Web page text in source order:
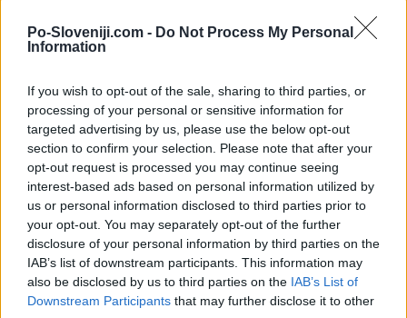
Po-Sloveniji.com - Do Not Process My Personal
Information
If you wish to opt-out of the sale, sharing to third parties, or
processing of your personal or sensitive information for
targeted advertising by us, please use the below opt-out
section to confirm your selection. Please note that after your
opt-out request is processed you may continue seeing
interest-based ads based on personal information utilized by
us or personal information disclosed to third parties prior to
your opt-out. You may separately opt-out of the further
disclosure of your personal information by third parties on the
IAB’s list of downstream participants. This information may
also be disclosed by us to third parties on the IAB’s List of
Downstream Participants that may further disclose it to other
19:00
Sobota
28 °C
20:00
Sobota Temperatura
21:00
Sobota Temperatura
22:00
Sobota Temperatura
23:00
Sobota
21 °C
Temperatura